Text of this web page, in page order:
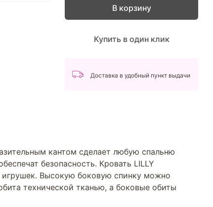
В корзину
Купить в один клик
Доставка в удобный пункт выдачи
кантом сделает любую спальню
безопасность. Кровать LILLY
Высокую боковую спинку можно
технической тканью, а боковые обиты